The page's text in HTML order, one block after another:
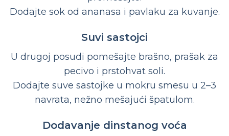
Dodajte sok od ananasa i pavlaku za kuvanje.
Suvi sastojci
U drugoj posudi pomešajte brašno, prašak za
pecivo i prstohvat soli.
Dodajte suve sastojke u mokru smesu u 2–3
navrata, nežno mešajući špatulom.
Dodavanje dinstanog voća